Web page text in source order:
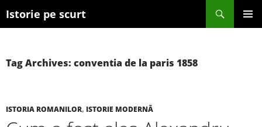
Istorie pe scurt
Search
SKIP TO CONTENT
Tag Archives: conventia de la paris 1858
ISTORIA ROMANILOR, ISTORIE MODERNĂ